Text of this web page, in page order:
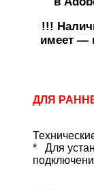
!!!
имеет —
ДЛЯ
*
Для